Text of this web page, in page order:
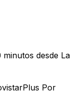
minutos desde La
Por